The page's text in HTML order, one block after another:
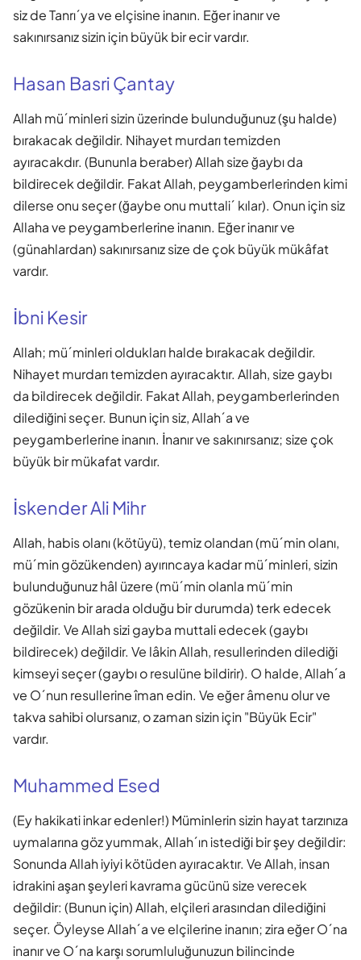
siz de Tanrı´ya ve elçisine inanın. Eğer inanır ve
sakınırsanız sizin için büyük bir ecir vardır.
Hasan Basri Çantay
Allah mü´minleri sizin üzerinde bulunduğunuz (şu halde)
bırakacak değildir. Nihayet murdarı temizden
ayıracakdır. (Bununla beraber) Allah size ğaybı da
bildirecek değildir. Fakat Allah, peygamberlerinden kimi
dilerse onu seçer (ğaybe onu muttali´ kılar). Onun için siz
Allaha ve peygamberlerine inanın. Eğer inanır ve
(günahlardan) sakınırsanız size de çok büyük mükâfat
vardır.
İbni Kesir
Allah; mü´minleri oldukları halde bırakacak değildir.
Nihayet murdarı temizden ayıracaktır. Allah, size gaybı
da bildirecek değildir. Fakat Allah, peygamberlerinden
dilediğini seçer. Bunun için siz, Allah´a ve
peygamberlerine inanın. İnanır ve sakınırsanız; size çok
büyük bir mükafat vardır.
İskender Ali Mihr
Allah, habis olanı (kötüyü), temiz olandan (mü´min olanı,
mü´min gözükenden) ayırıncaya kadar mü´minleri, sizin
bulunduğunuz hâl üzere (mü´min olanla mü´min
gözükenin bir arada olduğu bir durumda) terk edecek
değildir. Ve Allah sizi gayba muttali edecek (gaybı
bildirecek) değildir. Ve lâkin Allah, resullerinden dilediği
kimseyi seçer (gaybı o resulüne bildirir). O halde, Allah´a
ve O´nun resullerine îman edin. Ve eğer âmenu olur ve
takva sahibi olursanız, o zaman sizin için "Büyük Ecir"
vardır.
Muhammed Esed
(Ey hakikati inkar edenler!) Müminlerin sizin hayat tarzınıza
uymalarına göz yummak, Allah´ın istediği bir şey değildir:
Sonunda Allah iyiyi kötüden ayıracaktır. Ve Allah, insan
idrakini aşan şeyleri kavrama gücünü size verecek
değildir: (Bunun için) Allah, elçileri arasından dilediğini
seçer. Öyleyse Allah´a ve elçilerine inanın; zira eğer O´na
inanır ve O´na karşı sorumluluğunuzun bilincinde